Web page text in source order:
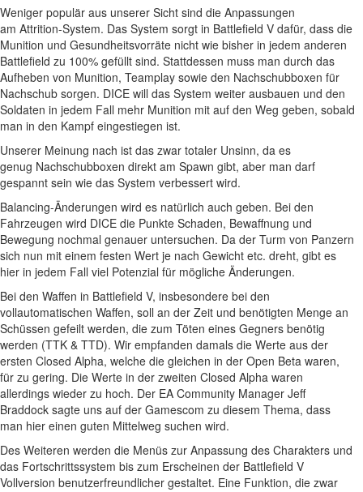
Weniger populär aus unserer Sicht sind die Anpassungen
am Attrition-System. Das System sorgt in Battlefield V dafür, dass die
Munition und Gesundheitsvorräte nicht wie bisher in jedem anderen
Battlefield zu 100% gefüllt sind. Stattdessen muss man durch das
Aufheben von Munition, Teamplay sowie den Nachschubboxen für
Nachschub sorgen. DICE will das System weiter ausbauen und den
Soldaten in jedem Fall mehr Munition mit auf den Weg geben, sobald
man in den Kampf eingestiegen ist.
Unserer Meinung nach ist das zwar totaler Unsinn, da es
genug Nachschubboxen direkt am Spawn gibt, aber man darf
gespannt sein wie das System verbessert wird.
Balancing-Änderungen wird es natürlich auch geben. Bei den
Fahrzeugen wird DICE die Punkte Schaden, Bewaffnung und
Bewegung nochmal genauer untersuchen. Da der Turm von Panzern
sich nun mit einem festen Wert je nach Gewicht etc. dreht, gibt es
hier in jedem Fall viel Potenzial für mögliche Änderungen.
Bei den Waffen in Battlefield V, insbesondere bei den
vollautomatischen Waffen, soll an der Zeit und benötigten Menge an
Schüssen gefeilt werden, die zum Töten eines Gegners benötig
werden (TTK & TTD). Wir empfanden damals die Werte aus der
ersten Closed Alpha, welche die gleichen in der Open Beta waren,
für zu gering. Die Werte in der zweiten Closed Alpha waren
allerdings wieder zu hoch. Der EA Community Manager Jeff
Braddock sagte uns auf der Gamescom zu diesem Thema, dass
man hier einen guten Mittelweg suchen wird.
Des Weiteren werden die Menüs zur Anpassung des Charakters und
das Fortschrittssystem bis zum Erscheinen der Battlefield V
Vollversion benutzerfreundlicher gestaltet. Eine Funktion, die zwar